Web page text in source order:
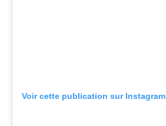
Voir cette publication sur Instagram